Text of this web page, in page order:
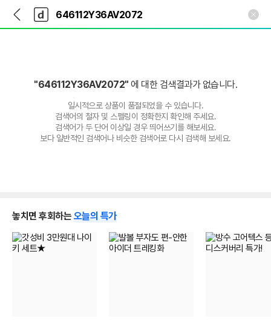
다
나
와
가
다
와
"646112Y36AV2072" 에 대한 검색결과가 없습니다.
일시적으로 상품이 품절되었을 수 있습니다.
검색어의 철자 및 스펠링이 정확한지 확인해 주세요.
검색어가 두 단어 이상일 경우 띄어쓰기를 해보세요.
보다 일반적인 검색어나 비슷한 검색어로 다시 검색해 보세요.
놓치면 후회하는 오늘의 특가